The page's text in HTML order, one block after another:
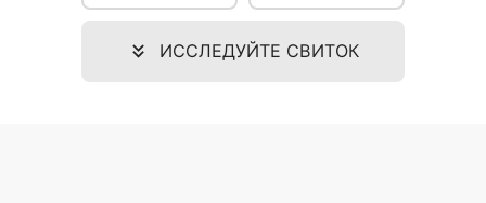
ИССЛЕДУЙТЕ СВИТОК